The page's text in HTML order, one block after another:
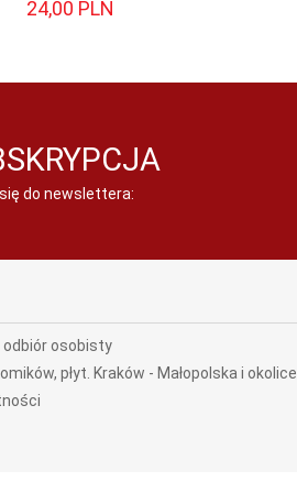
24,00 PLN
do newslettera:
odbiór osobisty
płyt. Kraków - Małopolska i okolice